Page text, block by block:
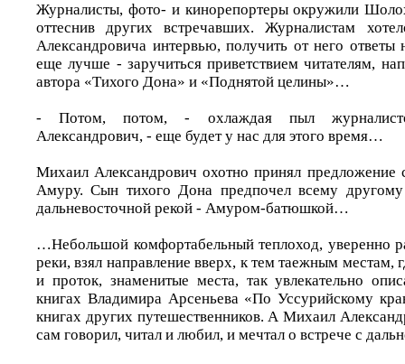
Журналисты, фото- и кинорепортеры окружили
оттеснив других встречавших. Журналистам
Александровича интервью, получить от него
еще лучше - заручиться приветствием читателям,
автора «Тихого Дона» и «Поднятой целины»…
- Потом, потом, - охлаждая пыл
Александрович, - еще будет у нас для этого время…
Михаил Александрович охотно принял предложение
Амуру. Сын тихого Дона предпочел всему другому
дальневосточной рекой - Амуром-батюшкой…
…Небольшой комфортабельный теплоход, уверенно
реки, взял направление вверх, к тем таежным местам,
и проток, знаменитые места, так увлекательно
книгах Владимира Арсеньева «По Уссурийскому
книгах других путешественников. А Михаил
сам говорил, читал и любил, и мечтал о встрече с